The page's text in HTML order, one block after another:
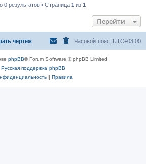
0 результатов • Страница 1 из 1
Перейти
чертёж Часовой пояс: UTC+03:00
phpBB® Forum Software © phpBB Limited
Русская поддержка phpBB
| Правила